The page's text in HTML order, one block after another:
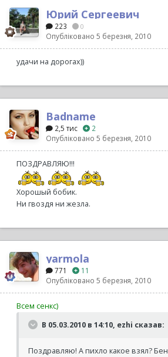
Юрий Сергеевич
223 0
Опубліковано 5 березня, 2010
удачи на дорогах))
Badname
2,5 тис
2
Опубліковано 5 березня, 2010
ПОЗДРАВЛЯЮ!!!
Хорошый бобик.
Ни гвоздя ни жезла.
yarmola
771
11
Опубліковано 5 березня, 2010
Всем сенкс)
В 05.03.2010 в 14:10, ezhi сказав:
Поздравляю! А пихло какое взял?